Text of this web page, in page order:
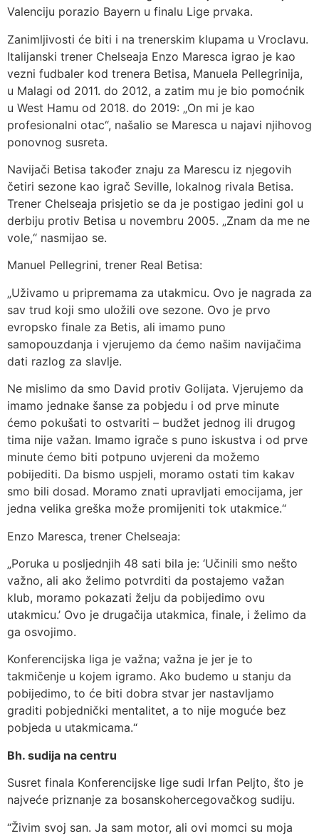
Valenciju porazio Bayern u finalu Lige prvaka.
Zanimljivosti će biti i na trenerskim klupama u Vroclavu.
Italijanski trener Chelseaja Enzo Maresca igrao je kao
vezni fudbaler kod trenera Betisa, Manuela Pellegrinija,
u Malagi od 2011. do 2012, a zatim mu je bio pomoćnik
u West Hamu od 2018. do 2019: „On mi je kao
profesionalni otac“, našalio se Maresca u najavi njihovog
ponovnog susreta.
Navijači Betisa također znaju za Marescu iz njegovih
četiri sezone kao igrač Seville, lokalnog rivala Betisa.
Trener Chelseaja prisjetio se da je postigao jedini gol u
derbiju protiv Betisa u novembru 2005. „Znam da me ne
vole,“ nasmijao se.
Manuel Pellegrini, trener Real Betisa:
„Uživamo u pripremama za utakmicu. Ovo je nagrada za
sav trud koji smo uložili ove sezone. Ovo je prvo
evropsko finale za Betis, ali imamo puno
samopouzdanja i vjerujemo da ćemo našim navijačima
dati razlog za slavlje.
Ne mislimo da smo David protiv Golijata. Vjerujemo da
imamo jednake šanse za pobjedu i od prve minute
ćemo pokušati to ostvariti – budžet jednog ili drugog
tima nije važan. Imamo igrače s puno iskustva i od prve
minute ćemo biti potpuno uvjereni da možemo
pobijediti. Da bismo uspjeli, moramo ostati tim kakav
smo bili dosad. Moramo znati upravljati emocijama, jer
jedna velika greška može promijeniti tok utakmice.“
Enzo Maresca, trener Chelseaja:
„Poruka u posljednjih 48 sati bila je: ‘Učinili smo nešto
važno, ali ako želimo potvrditi da postajemo važan
klub, moramo pokazati želju da pobijedimo ovu
utakmicu.’ Ovo je drugačija utakmica, finale, i želimo da
ga osvojimo.
Konferencijska liga je važna; važna je jer je to
takmičenje u kojem igramo. Ako budemo u stanju da
pobijedimo, to će biti dobra stvar jer nastavljamo
graditi pobjednički mentalitet, a to nije moguće bez
pobjeda u utakmicama.“
Bh. sudija na centru
Susret finala Konferencijske lige sudi Irfan Peljto, što je
najveće priznanje za bosanskohercegovačkog sudiju.
“Živim svoj san. Ja sam motor, ali ovi momci su moja